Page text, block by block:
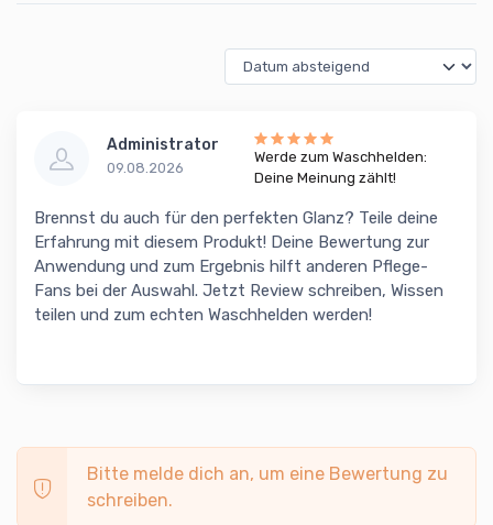
Administrator
09.08.2026
Werde zum Waschhelden:
Deine Meinung zählt!
Brennst du auch für den perfekten Glanz? Teile deine
Erfahrung mit diesem Produkt! Deine Bewertung zur
Anwendung und zum Ergebnis hilft anderen Pflege-
Fans bei der Auswahl. Jetzt Review schreiben, Wissen
teilen und zum echten Waschhelden werden!
Bitte melde dich an, um eine Bewertung zu
schreiben.